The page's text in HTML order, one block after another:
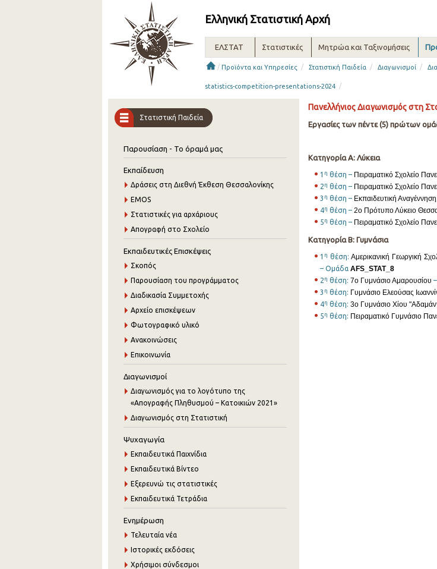
Ελληνική Στατιστική Αρχή
ΕΛΣΤΑΤ Στατιστικές Μητρώα και Ταξινομήσεις
/ Προϊόντα και Υπηρεσίες / Στατιστική Παιδεία / Διαγωνισμοί /
statistics-competition-presentations-2024 /
Στατιστική Παιδεία
Παρουσίαση - Το όραμά μας
Εκπαίδευση
Δράσεις στη Διεθνή Έκθεση Θεσσαλονίκης
EMOS
Στατιστικές για αρχάριους
Απογραφή στο Σχολείο
Εκπαιδευτικές Επισκέψεις
Σκοπός
Παρουσίαση του προγράμματος
Διαδικασία Συμμετοχής
Αρχείο επισκέψεων
Φωτογραφικό υλικό
Ανακοινώσεις
Επικοινωνία
Διαγωνισμοί
Διαγωνισμός για το λογότυπο της
«Απογραφής Πληθυσμού – Κατοικιών 2021»
Διαγωνισμός στη Στατιστική
Ψυχαγωγία
Εκπαιδευτικά Παιχνίδια
Εκπαιδευτικά Βίντεο
Εξερευνώ τις στατιστικές
Εκπαιδευτικά Τετράδια
Ενημέρωση
Τελευταία νέα
Ιστορικές εκδόσεις
Χρήσιμοι σύνδεσμοι
Πανελλήνιος Διαγωνισμός στη
Εργασίες των πέντε (5) πρώτων
Κατηγορία Α: Λύκεια
1 η θέση – Πειραματικό Σχολείο
2 η θέση – Πειραματικό Σχολείο
3 η θέση – Εκπαιδευτική
4η θέση – 2ο Πρότυπο Λύκειο
5 η θέση – Πειραματικό Σχολείο
Κατηγορία Β: Γυμνάσια
1 η θέση:Αμερικανική Γεωργική
– Ομάδα AFS_STAT_8
2 η θέση: 7ο Γυμνάσιο Αμαρουσίου
3 η θέση: Γυμνάσιο Ελεούσας
4η θέση: 3ο Γυμνάσιο Χίου
5 η θέση: Πειραματικό Γυμνάσιο